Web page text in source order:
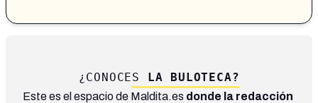
¿CONOCES LA BULOTECA?
Este es el espacio de Maldita.es donde la redacción